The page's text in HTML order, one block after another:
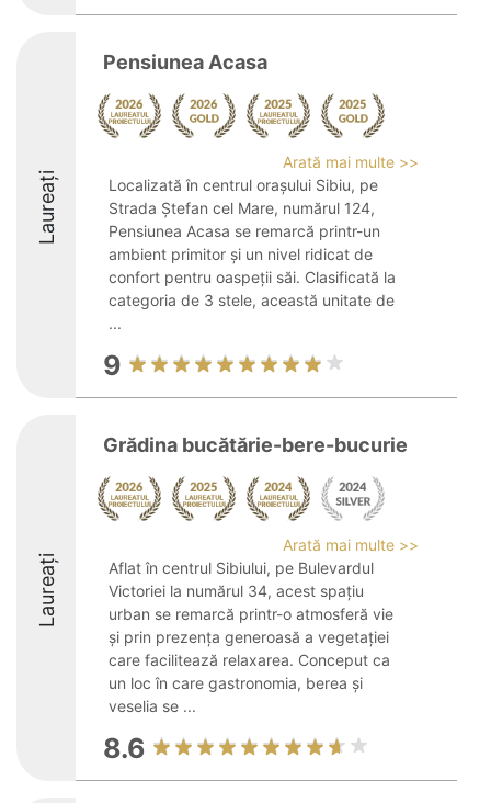
Laureați
Pensiunea Acasa
Arată mai multe >>
Localizată în centrul orașului Sibiu, pe
Strada Ștefan cel Mare, numărul 124,
Pensiunea Acasa se remarcă printr-un
ambient primitor și un nivel ridicat de
confort pentru oaspeții săi. Clasificată la
categoria de 3 stele, această unitate de
...
9
Laureați
Grădina bucătărie-bere-bucurie
Arată mai multe >>
Aflat în centrul Sibiului, pe Bulevardul
Victoriei la numărul 34, acest spațiu
urban se remarcă printr-o atmosferă vie
și prin prezența generoasă a vegetației
care facilitează relaxarea. Conceput ca
un loc în care gastronomia, berea și
veselia se ...
8.6